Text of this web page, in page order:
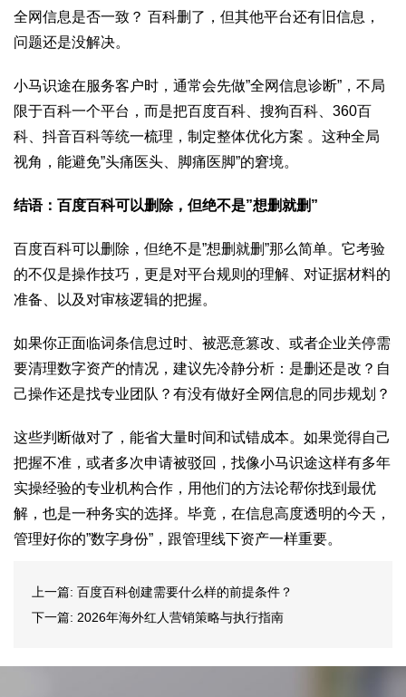
全网信息是否一致？ 百科删了，但其他平台还有旧信息，
问题还是没解决。
小马识途在服务客户时，通常会先做”全网信息诊断”，不局
限于百科一个平台，而是把百度百科、搜狗百科、360百
科、抖音百科等统一梳理，制定整体优化方案 。这种全局
视角，能避免”头痛医头、脚痛医脚”的窘境。
结语：百度百科可以删除，但绝不是”想删就删”
百度百科可以删除，但绝不是”想删就删”那么简单。它考验
的不仅是操作技巧，更是对平台规则的理解、对证据材料的
准备、以及对审核逻辑的把握。
如果你正面临词条信息过时、被恶意篡改、或者企业关停需
要清理数字资产的情况，建议先冷静分析：是删还是改？自
己操作还是找专业团队？有没有做好全网信息的同步规划？
这些判断做对了，能省大量时间和试错成本。如果觉得自己
把握不准，或者多次申请被驳回，找像小马识途这样有多年
实操经验的专业机构合作，用他们的方法论帮你找到最优
解，也是一种务实的选择。毕竟，在信息高度透明的今天，
管理好你的”数字身份”，跟管理线下资产一样重要。
上一篇: 百度百科创建需要什么样的前提条件？
下一篇: 2026年海外红人营销策略与执行指南